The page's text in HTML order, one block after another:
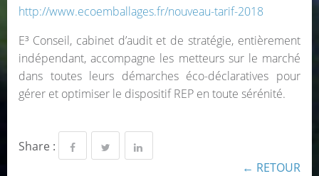
http://www.ecoemballages.fr/nouveau-tarif-2018
E³ Conseil, cabinet d’audit et de stratégie, entièrement
indépendant, accompagne les metteurs sur le marché
dans toutes leurs démarches éco-déclaratives pour
gérer et optimiser le dispositif REP en toute sérénité.
Share :
← RETOUR